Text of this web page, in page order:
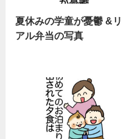
夏休みの学童が憂鬱 &リ
アル弁当の写真